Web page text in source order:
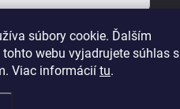
súbory cookie. Ďalším
webu vyjadrujete súhlas s
Viac informácií tu.